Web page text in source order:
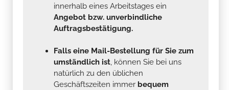
innerhalb eines Arbeitstages ein
Angebot bzw. unverbindliche
Auftragsbestätigung.
Falls eine Mail-Bestellung für Sie zum
umständlich ist, können Sie bei uns
natürlich zu den üblichen
Geschäftszeiten immer bequem